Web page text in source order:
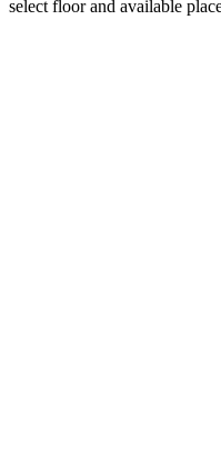
select floor and available